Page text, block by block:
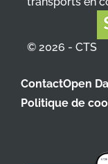
© 2026 - CTS
ContactOpen
Politique de